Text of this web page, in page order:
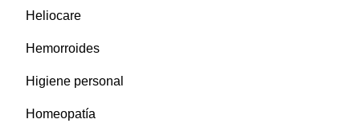
Heliocare
Hemorroides
Higiene personal
Homeopatía